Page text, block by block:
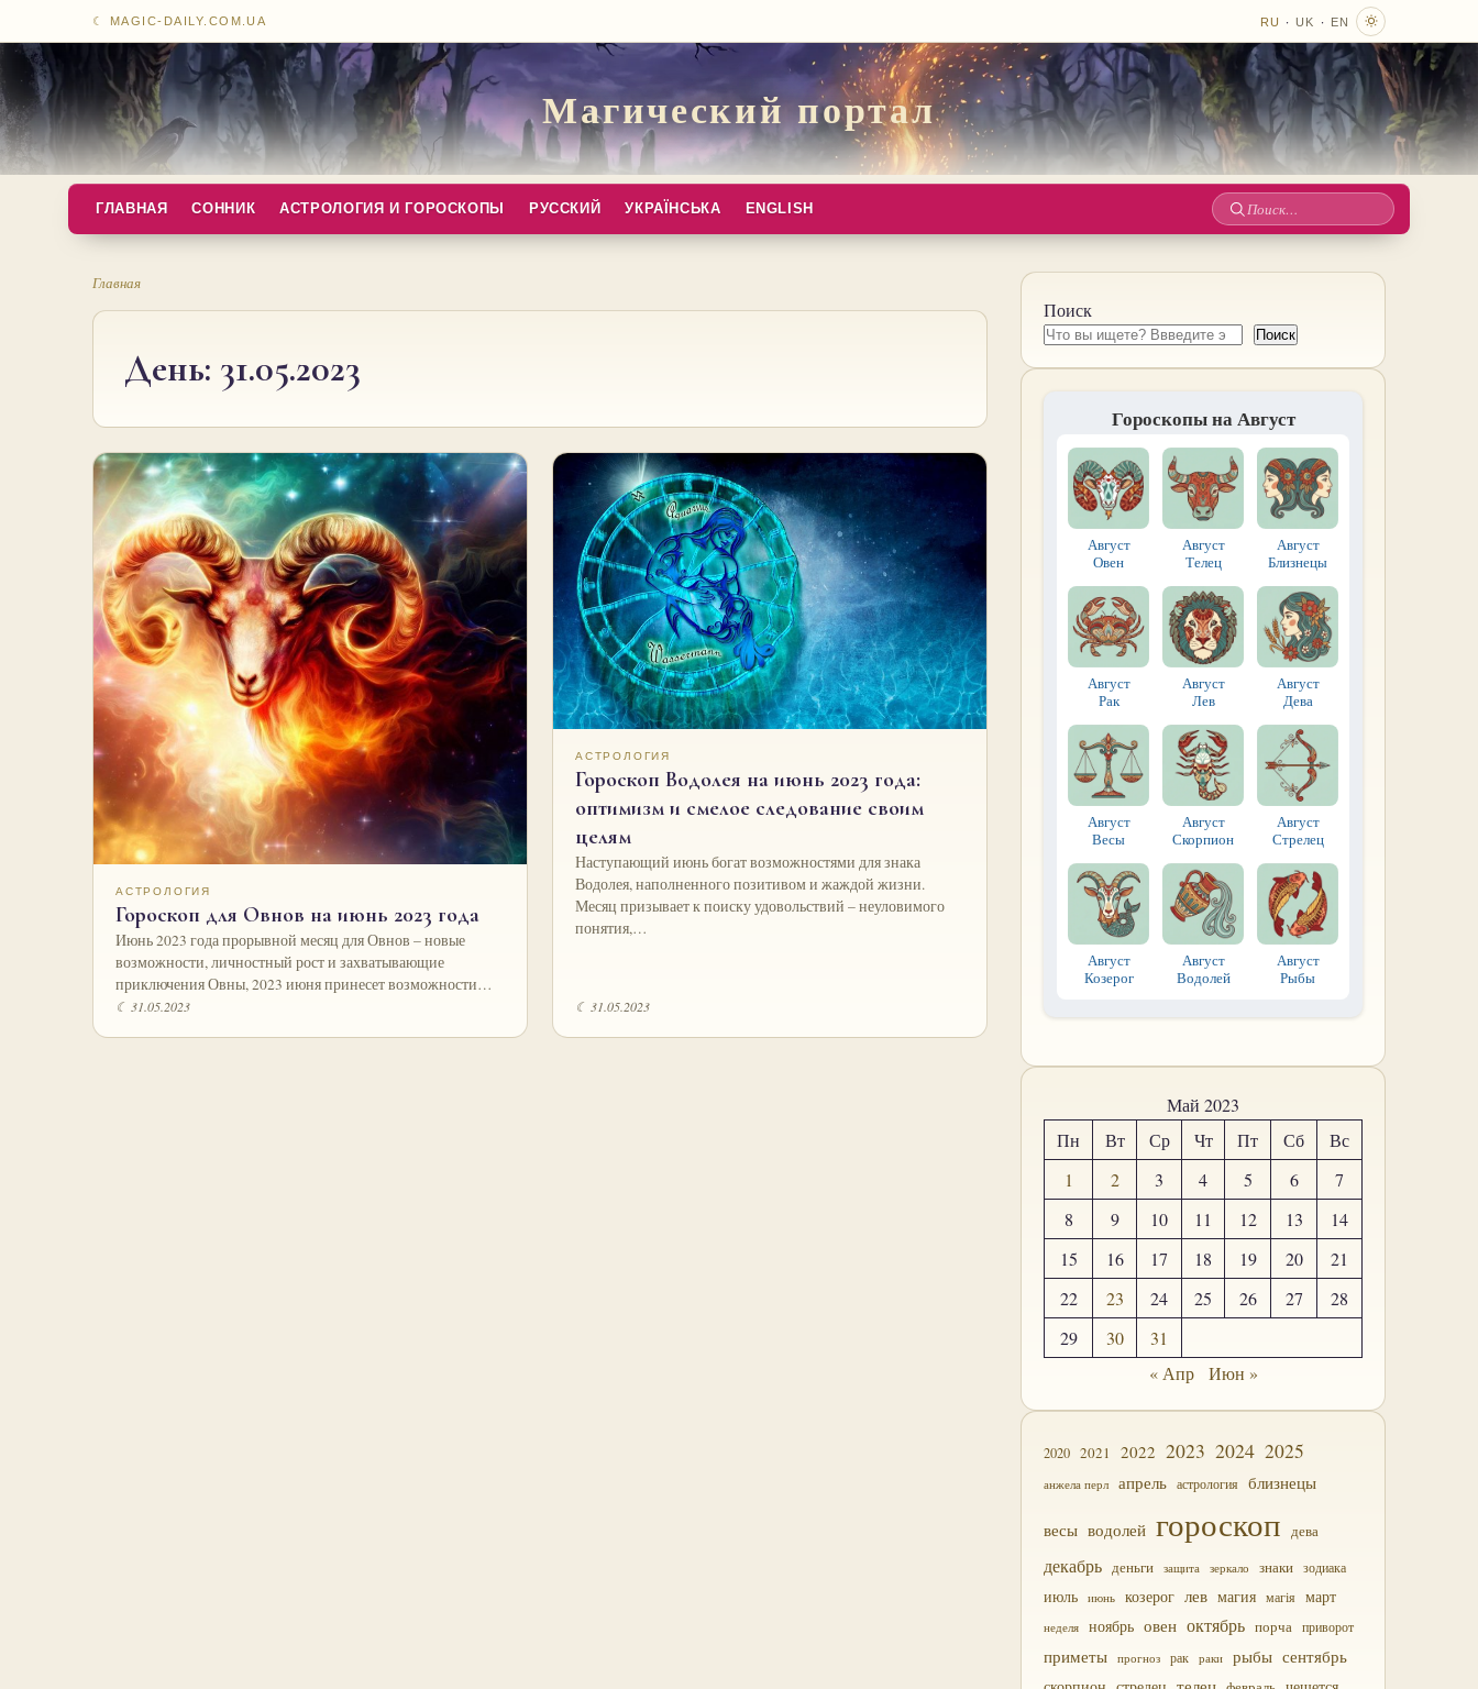
☾ MAGIC-DAILY.COM.UA RU · UK · EN
Магический портал
ГЛАВНАЯ СОННИК АСТРОЛОГИЯ И ГОРОСКОПЫ РУССКИЙ УКРАЇНСЬКА ENGLISH
Поиск
Главная
День: 31.05.2023
АСТРОЛОГИЯ
Гороскоп для Овнов на июнь 2023 года
Июнь 2023 года прорывной месяц для Овнов – новые
возможности, личностный рост и захватывающие
приключения Овны, 2023 июня принесет возможности…
☾ 31.05.2023
АСТРОЛОГИЯ
Гороскоп Водолея на июнь 2023 года:
оптимизм и смелое следование своим
целям
Наступающий июнь богат возможностями для знака
Водолея, наполненного позитивом и жаждой жизни.
Месяц призывает к поиску удовольствий – неуловимого
понятия,…
☾ 31.05.2023
Поиск
Поиск
Гороскопы на Август
Август
Овен
Август
Телец
Август
Близнецы
Август
Рак
Август
Лев
Август
Дева
Август
Весы
Август
Скорпион
Август
Стрелец
Август
Козерог
Август
Водолей
Август
Рыбы
Май 2023
Пн
Вт Ср Чт Пт Сб
Вс
1
2 3 4 5 6
7
8
9 10 11 12 13
14
15
16 17 18 19 20
21
22
23 24 25 26 27
28
29
30
31
« Апр
Июн »
2020 2021 2022 2023 2024 2025
анжела перл апрель астрология близнецы
весы водолей гороскоп дева
декабрь деньги защита зеркало знаки зодиака
июль июнь козерог лев магия магія март
неделя ноябрь овен октябрь порча приворот
приметы прогноз рак раки рыбы сентябрь